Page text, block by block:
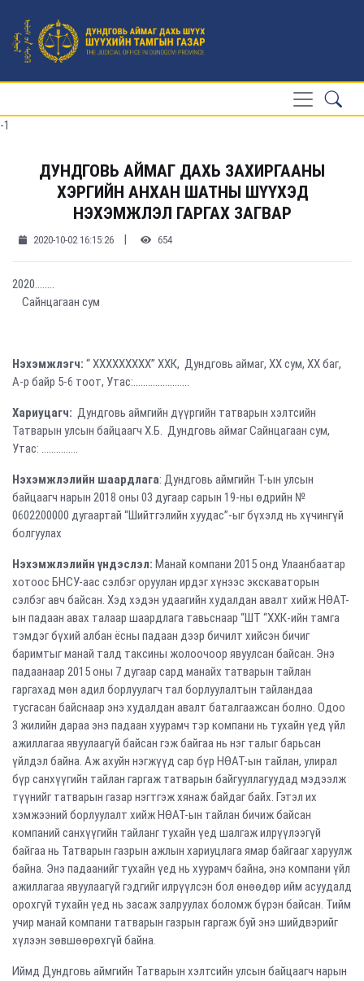
-1
ДУНДГОВЬ АЙМАГ ДАХЬ ЗАХИРГААНЫ
ХЭРГИЙН АНХАН ШАТНЫ ШҮҮХЭД
НЭХЭМЖЛЭЛ ГАРГАХ ЗАГВАР
2020-10-02 16:15:26 | 654
2020….....
Сайнцагаан сум
Нэхэмжлэгч: “ ХХХХХХХХХ” ХХК, Дундговь аймаг, ХХ сум, ХХ баг,
А-р байр 5-6 тоот, Утас:.......................
Хариуцагч: Дундговь аймгийн дүүргийн татварын хэлтсийн
Татварын улсын байцаагч Х.Б. Дундговь аймаг Сайнцагаан сум,
Утас: ...............
Нэхэмжлэлийн шаардлага: Дундговь аймгийн Т-ын улсын
байцаагч нарын 2018 оны 03 дугаар сарын 19-ны өдрийн №
0602200000 дугаартай “Шийтгэлийн хуудас”-ыг бүхэлд нь хүчингүй
болгуулах
Нэхэмжлэлийн үндэслэл: Манай компани 2015 онд Улаанбаатар
хотоос БНСУ-аас сэлбэг оруулан ирдэг хүнээс экскаваторын
сэлбэг авч байсан. Хэд хэдэн удаагийн худалдан авалт хийж НӨАТ-
ын падаан авах талаар шаардлага тавьснаар “ШТ “ХХК-ийн тамга
тэмдэг бүхий албан ёсны падаан дээр бичилт хийсэн бичиг
баримтыг манай талд таксины жолоочоор явуулсан байсан. Энэ
падаанаар 2015 оны 7 дугаар сард манайх татварын тайлан
гаргахад мөн адил борлуулагч тал борлуулалтын тайландаа
тусгасан байснаар энэ худалдан авалт баталгаажсан болно. Одоо
3 жилийн дараа энэ падаан хуурамч тэр компани нь тухайн үед үйл
ажиллагаа явуулаагүй байсан гэж байгаа нь нэг талыг барьсан
үйлдэл байна. Аж ахуйн нэгжүүд сар бүр НӨАТ-ын тайлан, улирал
бүр санхүүгийн тайлан гаргаж татварын байгууллагуудад мэдээлж
түүнийг татварын газар нэгтгэж хянаж байдаг байх. Гэтэл их
хэмжээний борлуулалт хийж НӨАТ-ын тайлан бичиж байсан
компаний санхүүгийн тайланг тухайн үед шалгаж илрүүлээгүй
байгаа нь Татварын газрын ажлын хариуцлага ямар байгааг харуулж
байна. Энэ падаанийг тухайн үед нь хуурамч байна, энэ компани үйл
ажиллагаа явуулаагүй гэдгийг илрүүлсэн бол өнөөдөр ийм асуудалд
орохгүй тухайн үед нь засаж залруулах боломж бүрэн байсан. Тийм
учир манай компани татварын газрын гаргаж буй энэ шийдвэрийг
хүлээн зөвшөөрөхгүй байна.
Иймд Дундговь аймгийн Татварын хэлтсийн улсын байцаагч нарын